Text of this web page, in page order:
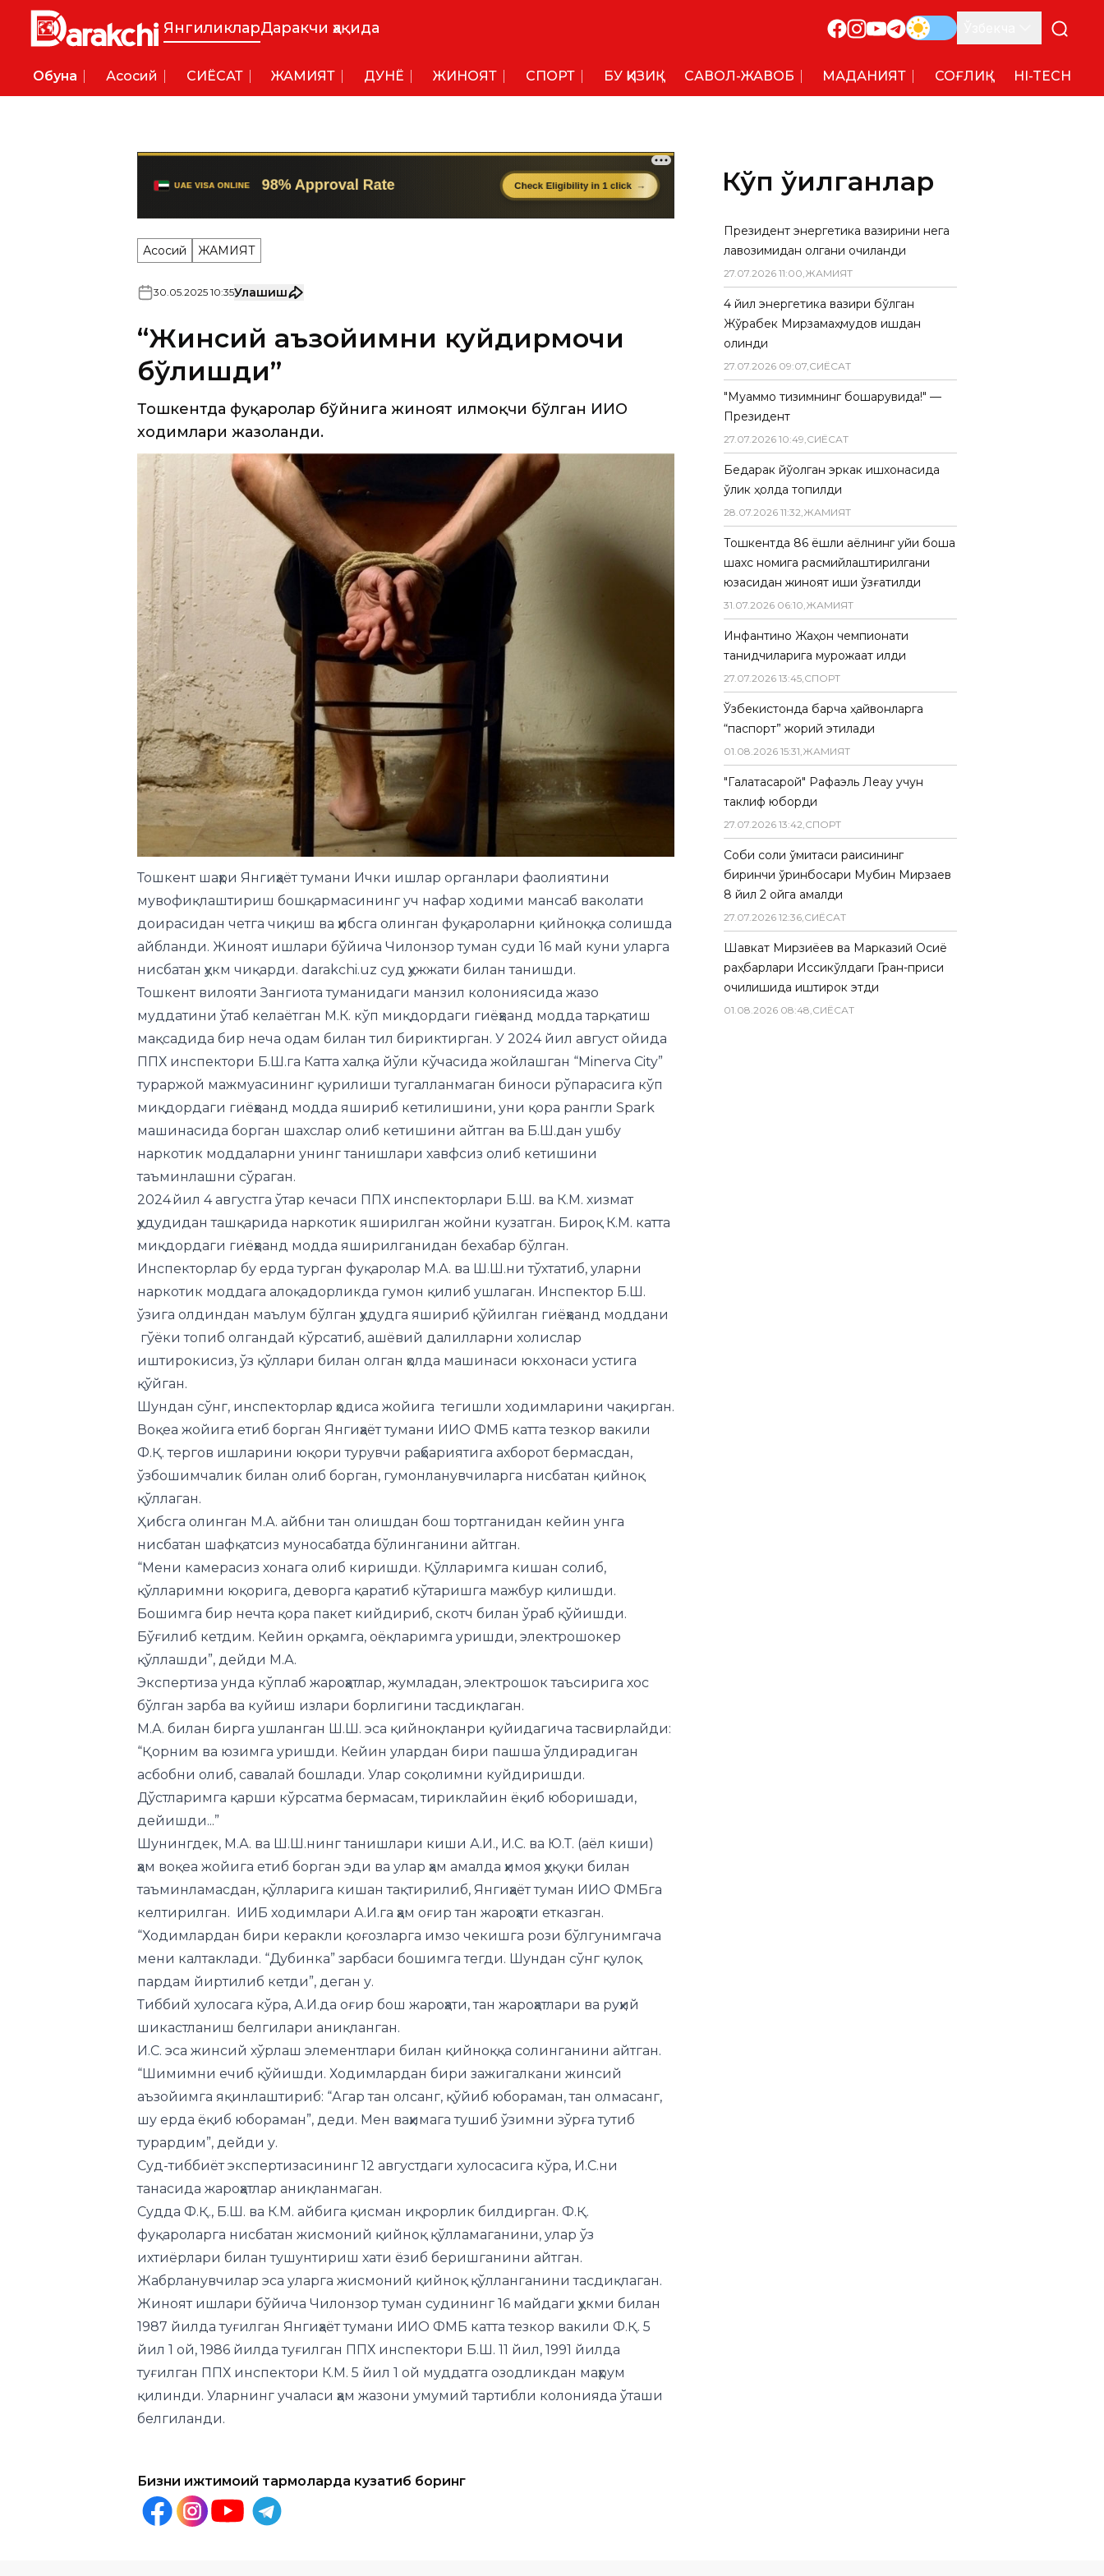
ЯнгиликларДаракчи ҳақида
Обуна Асосий СИËСАТ ЖАМИЯТ ДУНË ЖИНОЯТ СПОРТ БУ ҚИЗИҚ САВОЛ-ЖАВОБ МАДАНИЯТ СОҒЛИҚ HI-TECH
Асосий ЖАМИЯТ
“Жинсий аъзойимни куйдирмоқчи
бўлишди”
Тошкентда фуқаролар бўйнига жиноят илмоқчи бўлган ИИО
ходимлари жазоланди.
Тошкент шаҳри Янгиҳаёт тумани Ички ишлар органлари фаолиятини
мувофиқлаштириш бошқармасининг уч нафар ходими мансаб ваколати
доирасидан четга чиқиш ва ҳибсга олинган фуқароларни қийноққа солишда
айбланди. Жиноят ишлари бўйича Чилонзор туман суди 16 май куни уларга
нисбатан ҳукм чиқарди. darakchi.uz суд ҳужжати билан танишди.
Тошкент вилояти Зангиота туманидаги манзил колониясида жазо
муддатини ўтаб келаётган М.К. кўп миқдордаги гиёҳванд модда тарқатиш
мақсадида бир неча одам билан тил бириктирган. У 2024 йил август ойида
ППХ инспектори Б.Ш.га Катта халқа йўли кўчасида жойлашган “Minerva City”
тураржой мажмуасининг қурилиши тугалланмаган биноси рўпарасига кўп
миқдордаги гиёҳванд модда яшириб кетилишини, уни қора рангли Spark
машинасида борган шахслар олиб кетишини айтган ва Б.Ш.дан ушбу
наркотик моддаларни унинг танишлари хавфсиз олиб кетишини
таъминлашни сўраган.
2024 йил 4 августга ўтар кечаси ППХ инспекторлари Б.Ш. ва К.М. хизмат
ҳудудидан ташқарида наркотик яширилган жойни кузатган. Бироқ К.М. катта
миқдордаги гиёҳванд модда яширилганидан бехабар бўлган.
Инспекторлар бу ерда турган фуқаролар М.А. ва Ш.Ш.ни тўхтатиб, уларни
наркотик моддага алоқадорликда гумон қилиб ушлаган. Инспектор Б.Ш.
ўзига олдиндан маълум бўлган ҳудудга яшириб қўйилган гиёҳванд моддани
гўёки топиб олгандай кўрсатиб, ашёвий далилларни холислар
иштирокисиз, ўз қўллари билан олган ҳолда машинаси юкхонаси устига
қўйган.
Шундан сўнг, инспекторлар ҳодиса жойига тегишли ходимларини чақирган.
Воқеа жойига етиб борган Янгиҳаёт тумани ИИО ФМБ катта тезкор вакили
Ф.Қ. тергов ишларини юқори турувчи раҳбариятига ахборот бермасдан,
ўзбошимчалик билан олиб борган, гумонланувчиларга нисбатан қийноқ
қўллаган.
Ҳибсга олинган М.А. айбни тан олишдан бош тортганидан кейин унга
нисбатан шафқатсиз муносабатда бўлинганини айтган.
“Мени камерасиз хонага олиб киришди. Қўлларимга кишан солиб,
қўлларимни юқорига, деворга қаратиб кўтаришга мажбур қилишди.
Бошимга бир нечта қора пакет кийдириб, скотч билан ўраб қўйишди.
Бўғилиб кетдим. Кейин орқамга, оёқларимга уришди, электрошокер
қўллашди”, дейди М.А.
Экспертиза унда кўплаб жароҳатлар, жумладан, электрошок таъсирига хос
бўлган зарба ва куйиш излари борлигини тасдиқлаган.
М.А. билан бирга ушланган Ш.Ш. эса қийноқланри қуйидагича тасвирлайди:
“Қорним ва юзимга уришди. Кейин улардан бири пашша ўлдирадиган
асбобни олиб, савалай бошлади. Улар соқолимни куйдиришди.
Дўстларимга қарши кўрсатма бермасам, тириклайин ёқиб юборишади,
дейишди...”
Шунингдек, М.А. ва Ш.Ш.нинг танишлари киши А.И., И.С. ва Ю.Т. (аёл киши)
ҳам воқеа жойига етиб борган эди ва улар ҳам амалда ҳимоя ҳуқуқи билан
таъминламасдан, қўлларига кишан тақтирилиб, Янгиҳаёт туман ИИО ФМБга
келтирилган. ИИБ ходимлари А.И.га ҳам оғир тан жароҳати етказган.
“Ходимлардан бири керакли қоғозларга имзо чекишга рози бўлгунимгача
мени калтаклади. “Дубинка” зарбаси бошимга тегди. Шундан сўнг қулоқ
пардам йиртилиб кетди”, деган у.
Тиббий хулосага кўра, А.И.да оғир бош жароҳати, тан жароҳатлари ва руҳий
шикастланиш белгилари аниқланган.
И.С. эса жинсий хўрлаш элементлари билан қийноққа солинганини айтган.
“Шимимни ечиб қўйишди. Ходимлардан бири зажигалкани жинсий
аъзойимга яқинлаштириб: “Агар тан олсанг, қўйиб юбораман, тан олмасанг,
шу ерда ёқиб юбораман”, деди. Мен ваҳимага тушиб ўзимни зўрға тутиб
турардим”, дейди у.
Суд-тиббиёт экспертизасининг 12 августдаги хулосасига кўра, И.С.ни
танасида жароҳатлар аниқланмаган.
Судда Ф.Қ., Б.Ш. ва К.М. айбига қисман иқрорлик билдирган. Ф.Қ.
фуқароларга нисбатан жисмоний қийноқ қўлламаганини, улар ўз
ихтиёрлари билан тушунтириш хати ёзиб беришганини айтган.
Жабрланувчилар эса уларга жисмоний қийноқ қўлланганини тасдиқлаган.
Жиноят ишлари бўйича Чилонзор туман судининг 16 майдаги ҳукми билан
1987 йилда туғилган Янгиҳаёт тумани ИИО ФМБ катта тезкор вакили Ф.Қ. 5
йил 1 ой, 1986 йилда туғилган ППХ инспектори Б.Ш. 11 йил, 1991 йилда
туғилган ППХ инспектори К.М. 5 йил 1 ой муддатга озодликдан маҳрум
қилинди. Уларнинг учаласи ҳам жазони умумий тартибли колонияда ўташи
белгиланди.
Бизни ижтимоий тармоқларда кузатиб боринг
Кўп ўқилганлар
Президент энергетика вазирини нега
лавозимидан олгани очиқланди
27.07.2026 11:00,ЖАМИЯТ
4 йил энергетика вазири бўлган
Жўрабек Мирзамаҳмудов ишдан
олинди
27.07.2026 09:07,СИËСАТ
"Муаммо тизимнинг бошқарувида!" —
Президент
27.07.2026 10:49,СИËСАТ
Бедарак йўқолган эркак ишхонасида
ўлик ҳолда топилди
28.07.2026 11:32,ЖАМИЯТ
Тошкентда 86 ёшли аёлнинг уйи бошқа
шахс номига расмийлаштирилгани
юзасидан жиноят иши қўзғатилди
31.07.2026 06:10,ЖАМИЯТ
Инфантино Жаҳон чемпионати
танқидчиларига мурожаат қилди
27.07.2026 13:45,СПОРТ
Ўзбекистонда барча ҳайвонларга
“паспорт” жорий этилади
01.08.2026 15:31,ЖАМИЯТ
"Галатасарой" Рафаэль Леау учун
таклиф юборди
27.07.2026 13:42,СПОРТ
Собиқ солиқ қўмитаси раисининг
биринчи ўринбосари Мубин Мирзаев
8 йил 2 ойга қамалди
27.07.2026 12:36,СИËСАТ
Шавкат Мирзиёев ва Марказий Осиё
раҳбарлари Иссиқкўлдаги Гран-приси
очилишида иштирок этди
01.08.2026 08:48,СИËСАТ
Бошқа янгиликлар